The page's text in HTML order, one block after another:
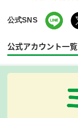
公式SNS
公式アカウント一覧